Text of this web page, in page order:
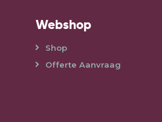
Webshop
Shop
Offerte Aanvraag